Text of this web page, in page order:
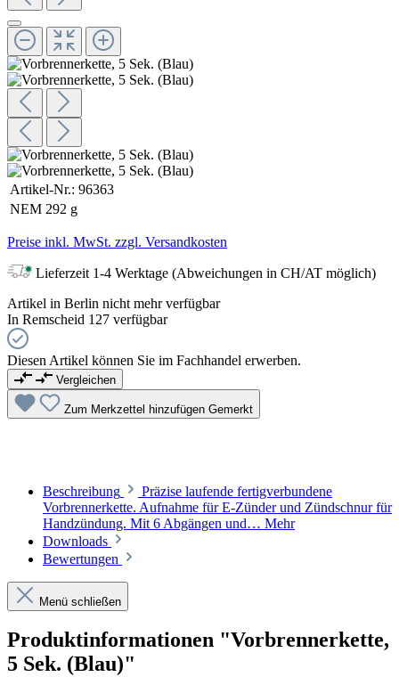
Artikel-Nr.: 96363
NEM 292 g
Preise inkl. MwSt. zzgl. Versandkosten
Lieferzeit 1-4 Werktage (Abweichungen in CH/AT möglich)
Artikel in Berlin nicht mehr verfügbar
In Remscheid 127 verfügbar
Diesen Artikel können Sie im Fachhandel erwerben.
Vergleichen
Zum Merkzettel hinzufügen Gemerkt
Beschreibung
Präzise laufende fertigverbundene
Vorbrennerkette. Aufnahme für E-Zünder und Zündschnur für
Handzündung. Mit 6 Abgängen und… Mehr
Downloads
Bewertungen
Menü schließen
Produktinformationen "Vorbrennerkette,
5 Sek. (Blau)"